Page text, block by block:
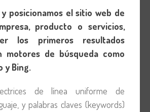
y posicionamos el sitio web de
producto o servicios,
los primeros resultados
motores de búsqueda como
y Bing.
de línea uniforme de
y palabras claves (keywords)